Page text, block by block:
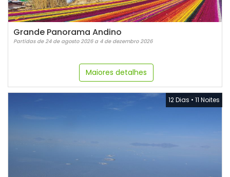
Grande Panorama Andino
Partidas de 24 de agosto 2026 a 4 de dezembro 2026
Maiores detalhes
12 Dias • 11 Noites